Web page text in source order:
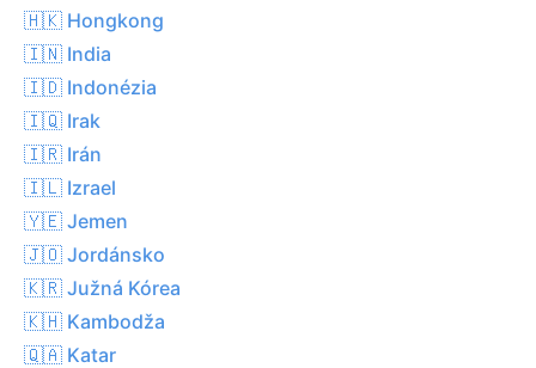
🇭🇰 Hongkong
🇮🇳 India
🇮🇩 Indonézia
🇮🇶 Irak
🇮🇷 Irán
🇮🇱 Izrael
🇾🇪 Jemen
🇯🇴 Jordánsko
🇰🇷 Južná Kórea
🇰🇭 Kambodža
🇶🇦 Katar